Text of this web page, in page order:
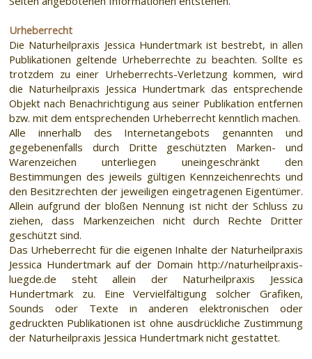
Urheberrecht
Die Naturheilpraxis Jessica Hundertmark ist bestrebt, in allen
Publikationen geltende Urheberrechte zu beachten. Sollte es
trotzdem zu einer Urheberrechts-Verletzung kommen, wird
die Naturheilpraxis Jessica Hundertmark das entsprechende
Objekt nach Benachrichtigung aus seiner Publikation entfernen
bzw. mit dem entsprechenden Urheberrecht kenntlich machen.
Alle innerhalb des Internetangebots genannten und
gegebenenfalls durch Dritte geschützten Marken- und
Warenzeichen unterliegen uneingeschränkt den
Bestimmungen des jeweils gültigen Kennzeichenrechts und
den Besitzrechten der jeweiligen eingetragenen Eigentümer.
Allein aufgrund der bloßen Nennung ist nicht der Schluss zu
ziehen, dass Markenzeichen nicht durch Rechte Dritter
geschützt sind.
Das Urheberrecht für die eigenen Inhalte der Naturheilpraxis
Jessica Hundertmark auf der Domain http://naturheilpraxis-
luegde.de steht allein der Naturheilpraxis Jessica
Hundertmark zu. Eine Vervielfältigung solcher Grafiken,
Sounds oder Texte in anderen elektronischen oder
gedruckten Publikationen ist ohne ausdrückliche Zustimmung
der Naturheilpraxis Jessica Hundertmark nicht gestattet.